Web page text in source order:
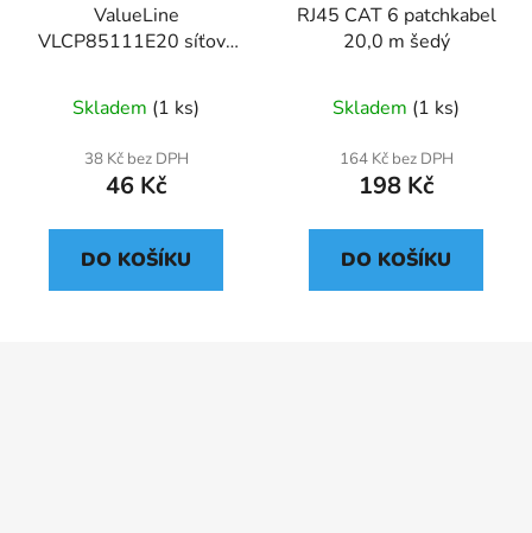
ValueLine
VLCP85111E20 síťový
Skladem (1 ks)
38 Kč bez DPH
46 Kč
DO KOŠÍKU
RJ45 CAT 6 patchkabel
20,0 m šedý
Skladem (1 ks)
164 Kč bez DPH
198 Kč
DO KOŠÍKU